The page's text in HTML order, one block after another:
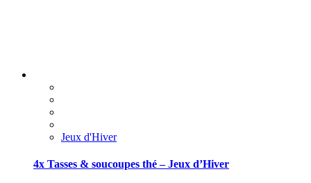
Jeux d'Hiver
4x Tasses & soucoupes thé – Jeux d’Hiver